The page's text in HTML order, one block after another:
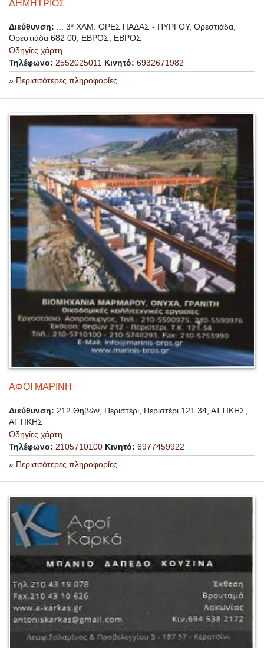
ΔΗΜΗΤΡΙΟΣ
Διεύθυνση: ... 3* ΧΛΜ. ΟΡΕΣΤΙΑΔΑΣ - ΠΥΡΓΟΥ, Ορεστιάδα,
Ορεστιάδα 682 00, ΕΒΡΟΣ, ΕΒΡΟΣ
Οδηγίες χάρτη
Τηλέφωνο: 2552025011 Κινητό: 6932671982
» Περισσότερες πληροφορίες
ΑΦΟΙ ΜΑΡΙΝΗ
Διεύθυνση: 212 Θηβών, Περιστέρι, Περιστέρι 121 34, ΑΤΤΙΚΗΣ,
ΑΤΤΙΚΗΣ
Οδηγίες χάρτη
Τηλέφωνο: 2105710100 Κινητό: 6977459922
» Περισσότερες πληροφορίες